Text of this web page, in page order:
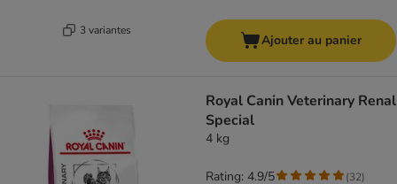
3 variantes
Ajouter au panier
Royal Canin Veterinary Renal
Special
4 kg
Rating: 4.9/5 (32)